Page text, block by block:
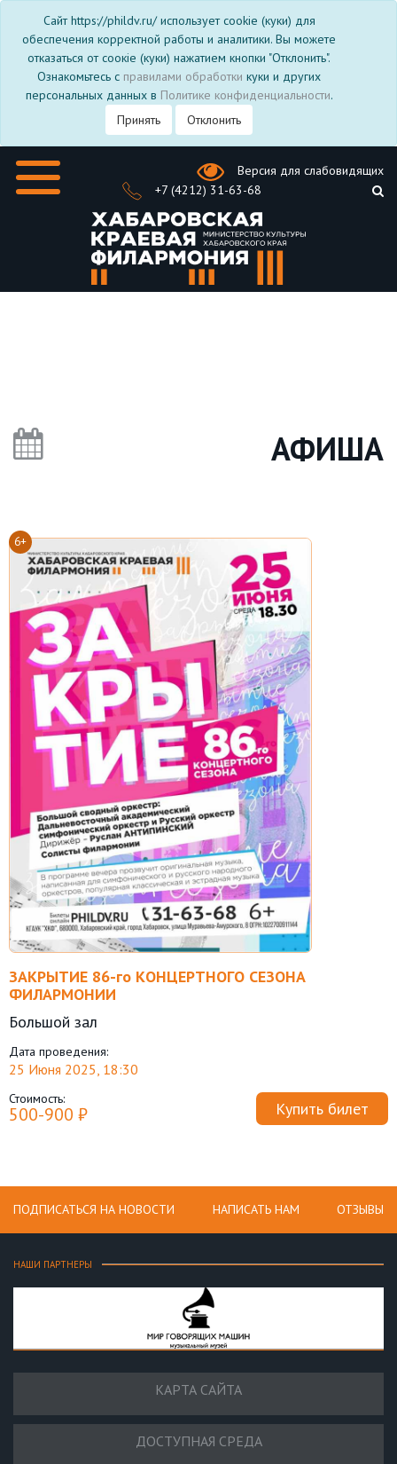
Сайт https://phildv.ru/ использует cookie (куки) для
обеспечения корректной работы и аналитики. Вы можете
отказаться от соокіе (куки) нажатием кнопки "Отклонить".
Ознакомьтесь с правилами обработки куки и других
персональных данных в Политике конфиденциальности.
Принять
Отклонить
Версия для слабовидящих
+7 (4212) 31-63-68
АФИША
6+
ЗАКРЫТИЕ 86-го КОНЦЕРТНОГО СЕЗОНА
ФИЛАРМОНИИ
Большой зал
Дата проведения:
25 Июня 2025, 18:30
Стоимость:
500-900 ₽ Купить билет
ПОДПИСАТЬСЯ НА НОВОСТИ НАПИСАТЬ НАМ ОТЗЫВЫ
НАШИ ПАРТНЕРЫ
КАРТА САЙТА
ДОСТУПНАЯ СРЕДА